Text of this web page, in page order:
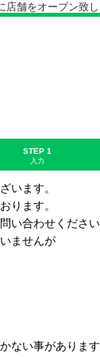
ープン致しま
STEP 1
入力
います。
ります。
い合わせください
ませんが
ない事があります